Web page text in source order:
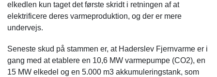
elkedlen kun taget det første skridt i retningen af at
elektrificere deres varmeproduktion, og der er mere
undervejs.
Seneste skud på stammen er, at Haderslev Fjernvarme er i
gang med at etablere en 10,6 MW varmepumpe (CO2), en
15 MW elkedel og en 5.000 m3 akkumuleringstank, som